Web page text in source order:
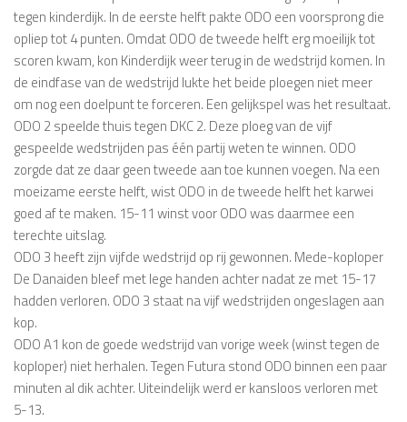
tegen kinderdijk. In de eerste helft pakte ODO een voorsprong die
opliep tot 4 punten. Omdat ODO de tweede helft erg moeilijk tot
scoren kwam, kon Kinderdijk weer terug in de wedstrijd komen. In
de eindfase van de wedstrijd lukte het beide ploegen niet meer
om nog een doelpunt te forceren. Een gelijkspel was het resultaat.
ODO 2speelde thuis tegen DKC 2. Deze ploeg van de vijf
gespeelde wedstrijden pas één partij weten te winnen. ODO
zorgde dat ze daar geen tweede aan toe kunnen voegen. Na een
moeizame eerste helft, wist ODO in de tweede helft het karwei
goed af te maken. 15-11 winst voor ODO was daarmee een
terechte uitslag.
ODO 3 heeft zijn vijfde wedstrijd op rij gewonnen. Mede-koploper
De Danaiden bleef met lege handen achter nadat ze met 15-17
hadden verloren. ODO 3 staat na vijf wedstrijden ongeslagen aan
kop.
ODO A1 kon de goede wedstrijd van vorige week (winst tegen de
koploper) niet herhalen. Tegen Futura stond ODO binnen een paar
minuten al dik achter. Uiteindelijk werd er kansloos verloren met
5-13.